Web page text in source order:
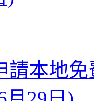
請本地